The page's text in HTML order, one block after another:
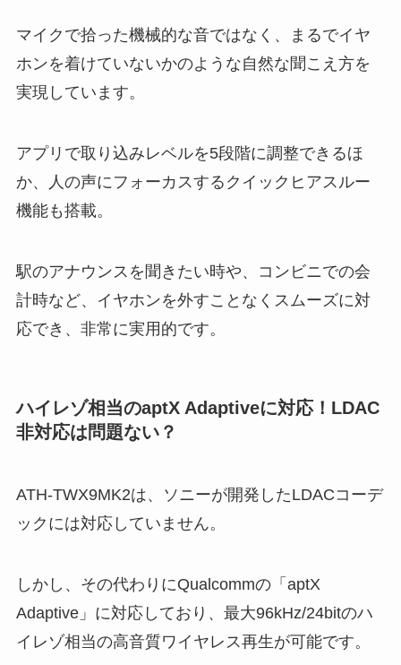
マイクで拾った機械的な音ではなく、まるでイヤ
ホンを着けていないかのような自然な聞こえ方を
実現しています。
アプリで取り込みレベルを5段階に調整できるほ
か、人の声にフォーカスするクイックヒアスルー
機能も搭載。
駅のアナウンスを聞きたい時や、コンビニでの会
計時など、イヤホンを外すことなくスムーズに対
応でき、非常に実用的です。
ハイレゾ相当のaptX Adaptiveに対応！LDAC
非対応は問題ない？
ATH-TWX9MK2は、ソニーが開発したLDACコーデ
ックには対応していません。
しかし、その代わりにQualcommの「aptX
Adaptive」に対応しており、最大96kHz/24bitのハ
イレゾ相当の高音質ワイヤレス再生が可能です。